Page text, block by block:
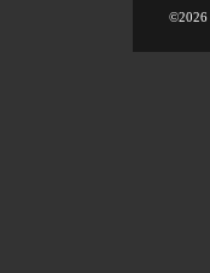
©2026